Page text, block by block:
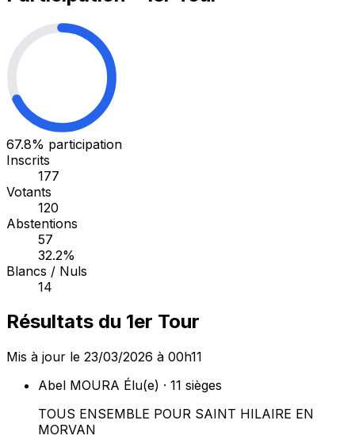
67.8% participation
Inscrits
177
Votants
120
Abstentions
57
32.2%
Blancs / Nuls
14
Résultats du 1er Tour
Mis à jour le 23/03/2026 à 00h11
Abel MOURA Élu(e) · 11 sièges
TOUS ENSEMBLE POUR SAINT HILAIRE EN
MORVAN